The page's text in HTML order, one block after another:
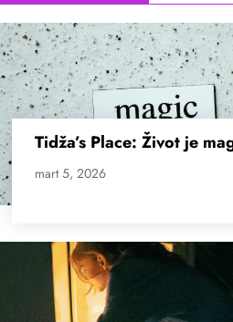
Tidža’s Place: Život je
mart 5, 2026